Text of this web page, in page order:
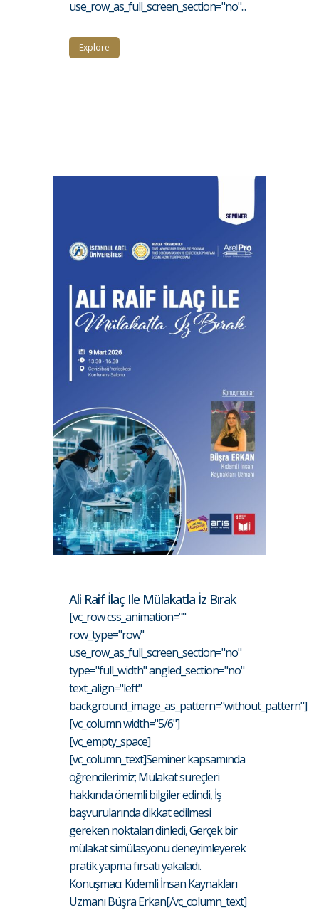
use_row_as_full_screen_section="no"...
Explore
Ali Raif İlaç Ile Mülakatla İz Bırak
[vc_row css_animation=""
row_type="row"
use_row_as_full_screen_section="no"
type="full_width" angled_section="no"
text_align="left"
background_image_as_pattern="without_pattern"]
[vc_column width="5/6"]
[vc_empty_space]
[vc_column_text]Seminer kapsamında
öğrencilerimiz; Mülakat süreçleri
hakkında önemli bilgiler edindi, İş
başvurularında dikkat edilmesi
gereken noktaları dinledi, Gerçek bir
mülakat simülasyonu deneyimleyerek
pratik yapma fırsatı yakaladı.
Konuşmacı: Kıdemli İnsan Kaynakları
Uzmanı Büşra Erkan[/vc_column_text]